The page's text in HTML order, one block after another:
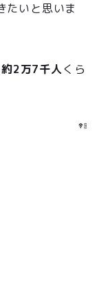
たいと思いま
2万7千人くら